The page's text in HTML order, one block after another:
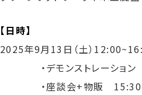
【日時】
2025年9月13日（土）
・デモンストレーション
・座談会+物販